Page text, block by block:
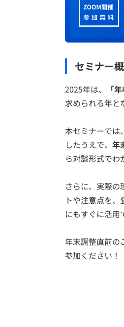
セミナー
2025年は、 「
求められる年と
本セミナーでは
したうえで、 年
ら対談形式でわ
さらに、実際
トや注意点を
にもすぐに活用
年末調整直前の
参加ください！